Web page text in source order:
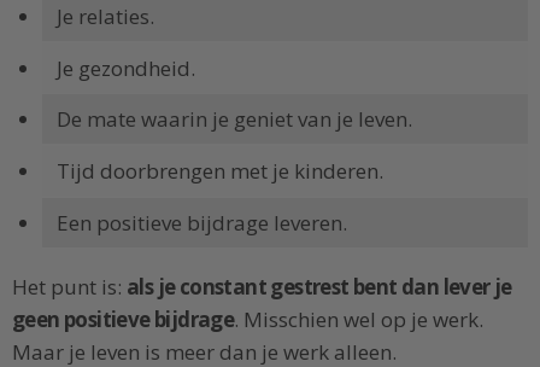
Je relaties.
Je gezondheid.
De mate waarin je geniet van je leven.
Tijd doorbrengen met je kinderen.
Een positieve bijdrage leveren.
Het punt is: als je constant gestrest bent dan lever je
geen positieve bijdrage. Misschien wel op je werk.
Maar je leven is meer dan je werk alleen.